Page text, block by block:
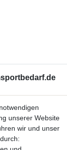
unserer Website
wir und unser